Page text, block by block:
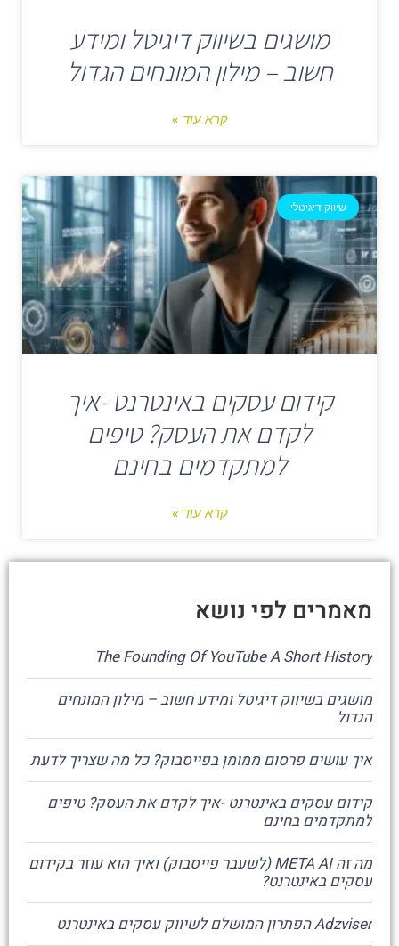
מושגים בשיווק דיגיטל ומידע
חשוב – מילון המונחים הגדול
קרא עוד »
שיווק דיגיטלי
קידום עסקים באינטרנט -איך
לקדם את העסק? טיפים
למתקדמים בחינם
קרא עוד »
מאמרים לפי נושא
The Founding Of YouTube A Short History
מושגים בשיווק דיגיטל ומידע חשוב – מילון המונחים
הגדול
איך עושים פרסום ממומן בפייסבוק? כל מה שצריך לדעת
קידום עסקים באינטרנט -איך לקדם את העסק? טיפים
למתקדמים בחינם
מה זה META AI (לשעבר פייסבוק) ואיך הוא עוזר בקידום
עסקים באינטרנט?
Adzviser הפתרון המושלם לשיווק עסקים באינטרנט